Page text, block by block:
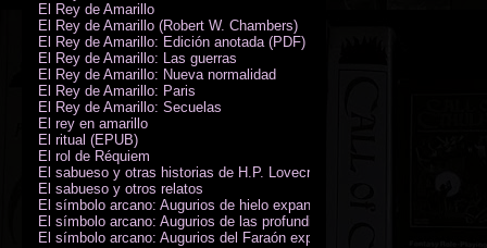
El Rey de Amarillo
El Rey de Amarillo (Robert W. Chambers)
El Rey de Amarillo: Edición anotada (PDF)
El Rey de Amarillo: Las guerras
El Rey de Amarillo: Nueva normalidad
El Rey de Amarillo: Paris
El Rey de Amarillo: Secuelas
El rey en amarillo
El ritual (EPUB)
El rol de Réquiem
El sabueso y otras historias de H.P. Lovecraft
El sabueso y otros relatos
El símbolo arcano: Augurios de hielo expansión
El símbolo arcano: Augurios de las profundidades expansión
El símbolo arcano: Augurios del Faraón expansión